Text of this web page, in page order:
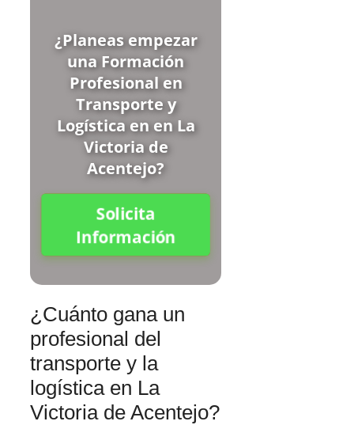
¿Planeas empezar
una Formación
Profesional en
Transporte y
Logística en en La
Victoria de
Acentejo?
Solicita
Información
¿Cuánto gana un
profesional del
transporte y la
logística en La
Victoria de Acentejo?